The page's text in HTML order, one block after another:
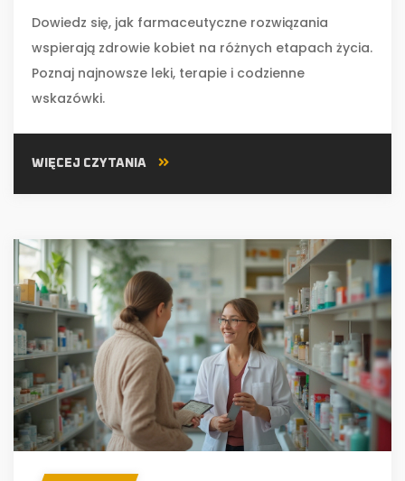
Dowiedz się, jak farmaceutyczne rozwiązania
wspierają zdrowie kobiet na różnych etapach życia.
Poznaj najnowsze leki, terapie i codzienne
wskazówki.
WIĘCEJ CZYTANIA